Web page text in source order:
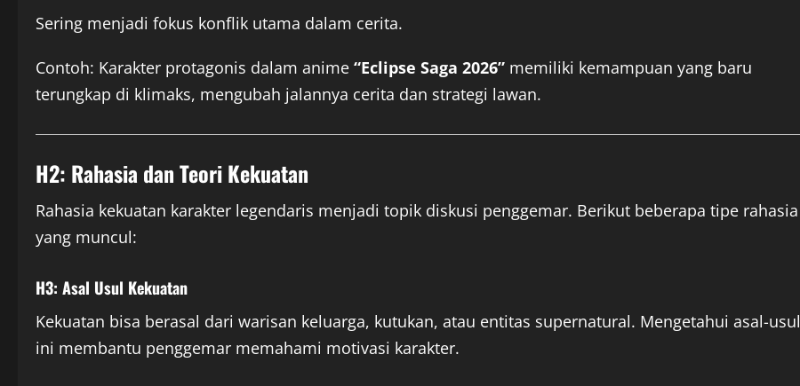
Sering menjadi fokus konflik utama dalam cerita.
Contoh: Karakter protagonis dalam anime “Eclipse Saga 2026” memiliki kemampuan yang baru
terungkap di klimaks, mengubah jalannya cerita dan strategi lawan.
H2: Rahasia dan Teori Kekuatan
Rahasia kekuatan karakter legendaris menjadi topik diskusi penggemar. Berikut beberapa tipe rahasia
yang muncul:
H3: Asal Usul Kekuatan
Kekuatan bisa berasal dari warisan keluarga, kutukan, atau entitas supernatural. Mengetahui asal-usul
ini membantu penggemar memahami motivasi karakter.